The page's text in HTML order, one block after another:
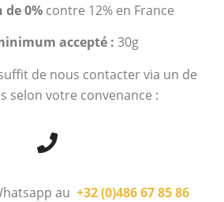
0%contre 12% en France
accepté : 30g
de nous contacter via un de
selon votre convenance :
au +32 (0)486 67 85 86